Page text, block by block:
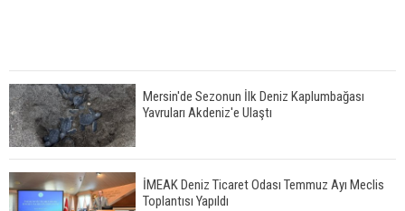
Mersin'de Sezonun İlk Deniz Kaplumbağası
Yavruları Akdeniz'e Ulaştı
İMEAK Deniz Ticaret Odası Temmuz Ayı Meclis
Toplantısı Yapıldı